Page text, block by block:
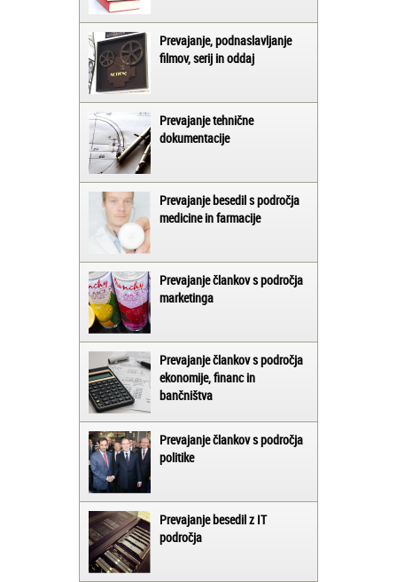
Prevajanje, podnaslavljanje
filmov, serij in oddaj
Prevajanje tehnične
dokumentacije
Prevajanje besedil s področja
medicine in farmacije
Prevajanje člankov s področja
marketinga
Prevajanje člankov s področja
ekonomije, financ in
bančništva
Prevajanje člankov s področja
politike
Prevajanje besedil z IT
področja